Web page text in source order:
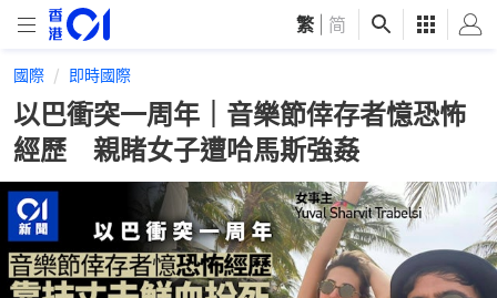
繁 简
國際 即時國際
以巴衝突一周年｜音樂節倖存者憶恐怖
經歷 親睹女子遭哈馬斯強姦